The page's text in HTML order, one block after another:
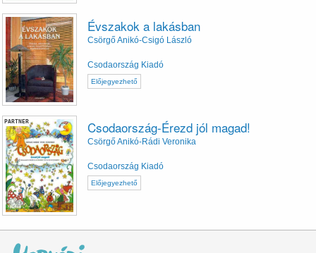
Évszakok a lakásban
Csörgő Anikó-Csigó László
Csodaország Kiadó
Előjegyezhető
PARTNER Csodaország-Érezd jól magad!
Csörgő Anikó-Rádi Veronika
Csodaország Kiadó
Előjegyezhető